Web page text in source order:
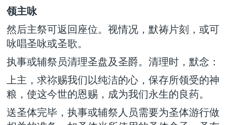
领主咏
然后主祭可返回座位。视情况，默祷片刻，或可
咏唱圣咏或圣歌。
执事或辅祭员清理圣盘及圣爵。清理时，默念：
上主，求祢赐我们以纯洁的心，保存所领受的神
粮，使这今世的恩赐，成为我们永生的良药。
送圣体完毕，执事或辅祭人员需要为圣体游行做